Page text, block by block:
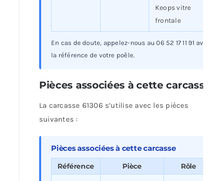
Keops vitre
frontale
En cas de doute, appelez-nous au 06 52 17 11 91 avec
la référence de votre poêle.
Pièces associées à cette carcasse
La carcasse 61306 s’utilise avec les pièces
suivantes :
Pièces associées à cette carcasse
Référence Pièce Rôle